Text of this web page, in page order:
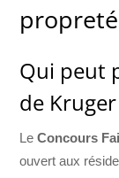
Qui peut
de Kruger
LeConcours
ouvert aux